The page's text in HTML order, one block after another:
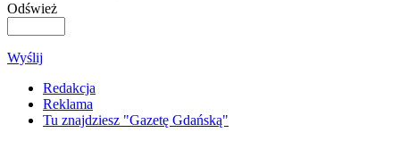
Odśwież
Wyślij
Redakcja
Reklama
Tu znajdziesz "Gazetę Gdańską"